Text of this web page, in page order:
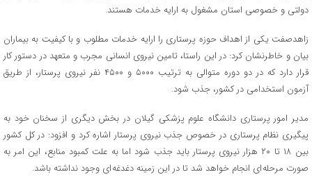
دولتی و خصوصی استان مشغول به ارایه خدمات هستند.
زاهدصفت یکی از اهداف حوزه پرستاری را ارایه خدمات مطلوب و با کیفیت به بیماران
بیان و خاطرنشان کرد: در این راستا، تامین نیروی انسانی مجرب و متعهد در دستور کار
قرار دارد که در دو دوره متوالی به ترتیب ٥٠٠٠ و ٤٥٠٠ نفر نیروی پرستار، از طریق
آزمون استخدامی در کشور، جذب شود.
مدیر امور پرستاری دانشگاه علوم پزشکی گیلان در بخش دیگری از سخنان خود به
پیگیری نظام پرستاری در خصوص جذب نیروی پرستار اشاره کرد و افزود: در کل کشور
بین ١٨ تا ٢٠ هزار نیروی پرستار باید جذب شود اما به علت کمبود منابع، این امر به
صورت مرحله ای انجام خواهد شد تا در این زمینه دغدغه ای وجود نداشته باشد.